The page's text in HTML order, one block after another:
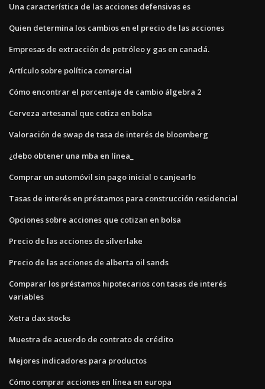
Una característica de las acciones defensivas es
Quien determina los cambios en el precio de las acciones
Empresas de extracción de petróleo y gas en canadá.
Artículo sobre política comercial
Cómo encontrar el porcentaje de cambio álgebra 2
Cerveza artesanal que cotiza en bolsa
Valoración de swap de tasa de interés de bloomberg
¿debo obtener una mba en línea_
Comprar un automóvil sin pago inicial o canjearlo
Tasas de interés en préstamos para construcción residencial
Opciones sobre acciones que cotizan en bolsa
Precio de las acciones de silverlake
Precio de las acciones de alberta oil sands
Comparar los préstamos hipotecarios con tasas de interés
variables
Xetra dax stocks
Muestra de acuerdo de contrato de crédito
Mejores indicadores para productos
Cómo comprar acciones en línea en europa